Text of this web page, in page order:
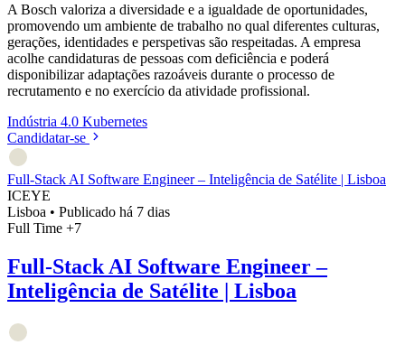
A Bosch valoriza a diversidade e a igualdade de oportunidades,
promovendo um ambiente de trabalho no qual diferentes culturas,
gerações, identidades e perspetivas são respeitadas. A empresa
acolhe candidaturas de pessoas com deficiência e poderá
disponibilizar adaptações razoáveis durante o processo de
recrutamento e no exercício da atividade profissional.
Indústria 4.0 Kubernetes
Candidatar-se
Full-Stack AI Software Engineer – Inteligência de Satélite | Lisboa
ICEYE
Lisboa • Publicado há 7 dias
Full Time +7
Full-Stack AI Software Engineer –
Inteligência de Satélite | Lisboa